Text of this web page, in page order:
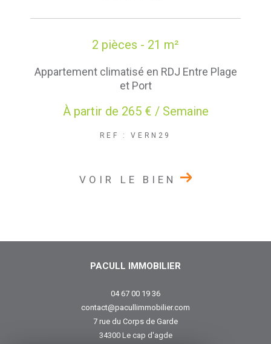
2 pièces - 21 m²
Appartement climatisé en RDJ Entre Plage
et Port
À partir de 265 € / Semaine
REF : VERN29
VOIR LE BIEN
PACULL IMMOBILIER
04 67 00 19 36
contact@pacullimmobilier.com
7 rue du Corps de Garde
34300
le cap d'agde